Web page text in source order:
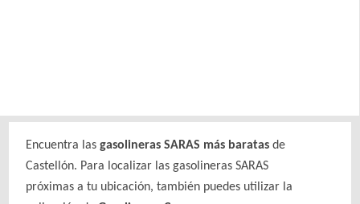
Encuentra lasgasolineras SARAS más baratas de
Castellón. Para localizar las gasolineras SARAS
próximas a tu ubicación, también puedes utilizar la